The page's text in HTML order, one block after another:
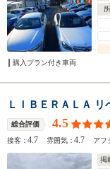
購入プラン付き車両
ＬＩＢＥＲＡＬＡ リ
総合評価 4.5
接客：4.7 雰囲気：4.7 アフ
掲